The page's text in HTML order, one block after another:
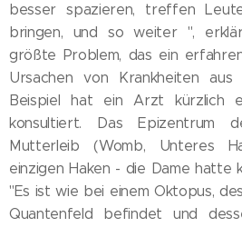
besser spazieren, treffen
bringen, und so weiter ",
größte Problem, das ein
Ursachen von Krankheiten
Beispiel hat ein Arzt kürzlich
konsultiert. Das Epizentrum
Mutterleib (Womb, Unteres
einzigen Haken - die Dame hatte
"Es ist wie bei einem Oktopus,
Quantenfeld befindet und